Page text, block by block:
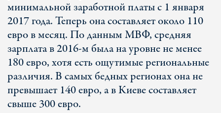
минимальной заработной платы с 1 января
2017 года. Теперь она составляет около 110
евро в месяц. По данным МВФ, средняя
зарплата в 2016-м была на уровне не менее
180 евро, хотя есть ощутимые региональные
различия. В самых бедных регионах она не
превышает 140 евро, а в Киеве составляет
свыше 300 евро.